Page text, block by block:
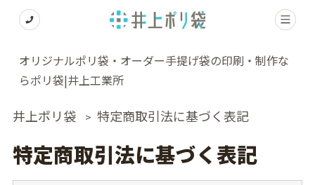
オリジナルポリ袋・オーダー手提げ袋の印刷・制作な
らポリ袋|井上工業所
井上ポリ袋 > 特定商取引法に基づく表記
特定商取引法に基づく表記